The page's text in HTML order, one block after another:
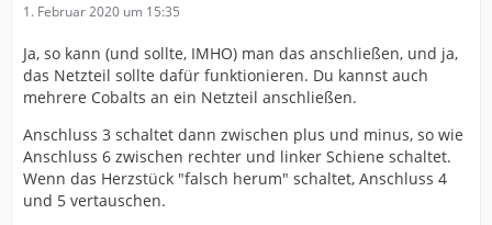
1. Februar 2020 um 15:35
Ja, so kann (und sollte, IMHO) man das anschließen, und ja,
das Netzteil sollte dafür funktionieren. Du kannst auch
mehrere Cobalts an ein Netzteil anschließen.
Anschluss 3 schaltet dann zwischen plus und minus, so wie
Anschluss 6 zwischen rechter und linker Schiene schaltet.
Wenn das Herzstück "falsch herum" schaltet, Anschluss 4
und 5 vertauschen.